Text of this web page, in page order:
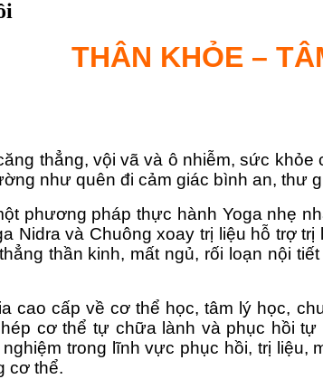
THÂN KHỎE –
thẳng, vội vã và ô nhiễm, sức
như quên đi cảm giác bình an, thư
phương pháp thực hành Yoga nhẹ
Nidra và Chuông xoay trị liệu hỗ trợ
thần kinh, mất ngủ, rối loạn nội
cao cấp về cơ thể học, tâm lý học,
cơ thể tự chữa lành và phục hồi
trong lĩnh vực phục hồi, trị
cơ thể.